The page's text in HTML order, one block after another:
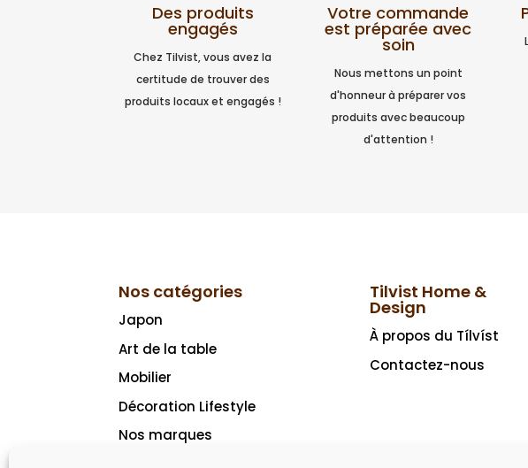
Des produits
engagés
Chez Tilvist, vous avez la
certitude de trouver des
produits locaux et engagés !
Votre commande
est préparée avec
soin
Nous mettons un point
d'honneur à préparer vos
produits avec beaucoup
d'attention !
Nos catégories
Japon
Art de la table
Mobilier
Décoration Lifestyle
Nos marques
Tilvist Home &
Design
À propos du Tílvíst
Contactez-nous